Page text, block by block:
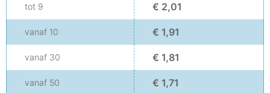
tot 9 € 2,01
vanaf 10 € 1,91
vanaf 30 € 1,81
vanaf 50 € 1,71